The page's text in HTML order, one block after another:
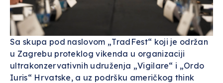
Sa skupa pod naslovom „TradFest“ koji je održan
u Zagrebu proteklog vikenda u organizaciji
ultrakonzervativnih udruženja „Vigilare“ i „Ordo
Iuris“ Hrvatske, a uz podršku američkog think